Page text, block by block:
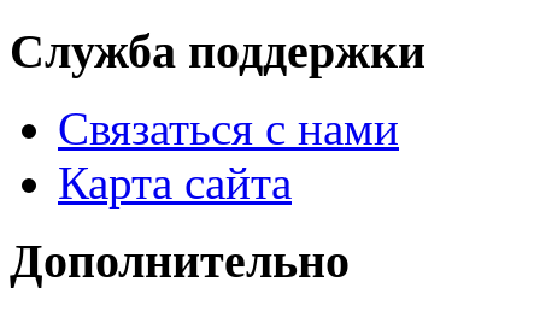
Служба поддержки
Связаться с нами
Карта сайта
Дополнительно